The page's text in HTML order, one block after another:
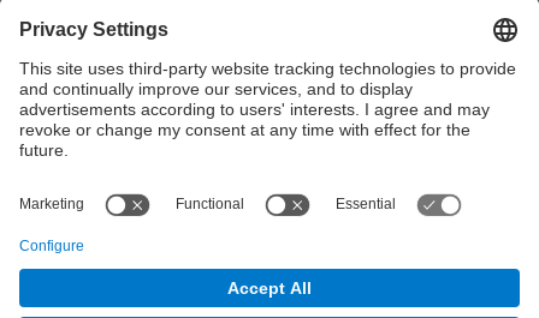
Pla general d'alumnes a l'exterior de l'Escola. 1954